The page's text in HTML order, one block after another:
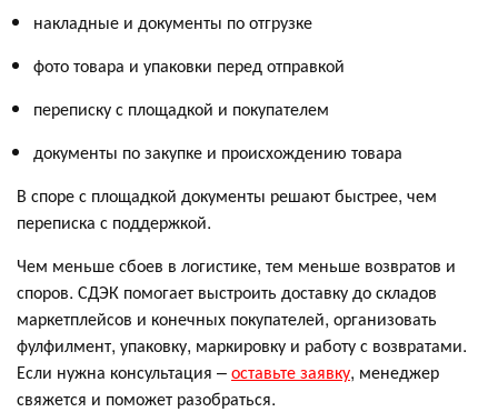
накладные и документы по отгрузке
фото товара и упаковки перед отправкой
переписку с площадкой и покупателем
документы по закупке и происхождению товара
В споре с площадкой документы решают быстрее, чем
переписка с поддержкой.
Чем меньше сбоев в логистике, тем меньше возвратов и
споров. СДЭК помогает выстроить доставку до складов
маркетплейсов и конечных покупателей, организовать
фулфилмент, упаковку, маркировку и работу с возвратами.
Если нужна консультация –оставьте заявку, менеджер
свяжется и поможет разобраться.